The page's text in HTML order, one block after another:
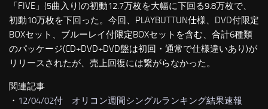
「FIVE」(5曲入り)の初動12.7万枚を大幅に下回る9.8万枚で、
初動10万枚を下回った。今回、PLAYBUTTUN仕様、DVD付限定
BOXセット、ブルーレイ付限定BOXセットを含む、合計6種類
のパッケージ(CD+DVD+DVD盤は初回・通常で仕様違いあり)が
リリースされたが、売上回復には繋がらなかった。
関連記事
・ 12/04/02付 オリコン週間シングルランキング結果速報